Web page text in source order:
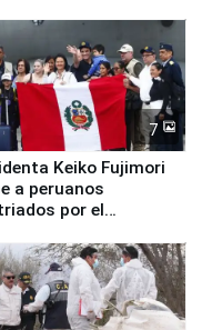
7
Keiko Fujimori
a peruanos
por el